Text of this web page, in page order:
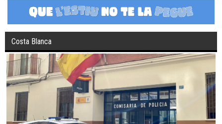
Costa Blanca